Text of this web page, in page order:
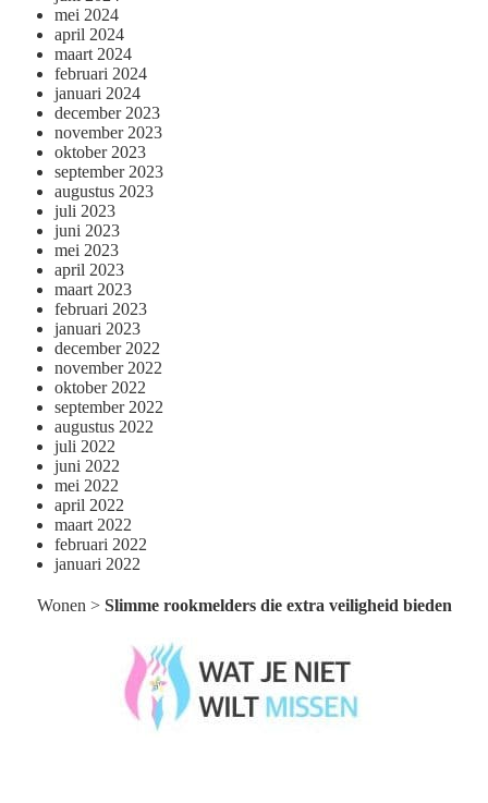
mei 2024
april 2024
maart 2024
februari 2024
januari 2024
december 2023
november 2023
oktober 2023
september 2023
augustus 2023
juli 2023
juni 2023
mei 2023
april 2023
maart 2023
februari 2023
januari 2023
december 2022
november 2022
oktober 2022
september 2022
augustus 2022
juli 2022
juni 2022
mei 2022
april 2022
maart 2022
februari 2022
januari 2022
Wonen > Slimme rookmelders die extra veiligheid bieden